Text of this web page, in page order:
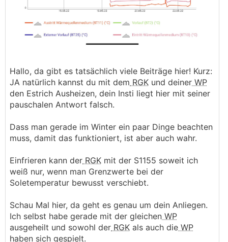
Hallo, da gibt es tatsächlich viele Beiträge hier! Kurz:
JA natürlich kannst du mit dem RGK und deiner WP
den Estrich Ausheizen, dein Insti liegt hier mit seiner
pauschalen Antwort falsch.
Dass man gerade im Winter ein paar Dinge beachten
muss, damit das funktioniert, ist aber auch wahr.
Einfrieren kann der RGK mit der S1155 soweit ich
weiß nur, wenn man Grenzwerte bei der
Soletemperatur bewusst verschiebt.
Schau Mal hier, da geht es genau um dein Anliegen.
Ich selbst habe gerade mit der gleichen WP
ausgeheilt und sowohl der RGK als auch die WP
haben sich gespielt.